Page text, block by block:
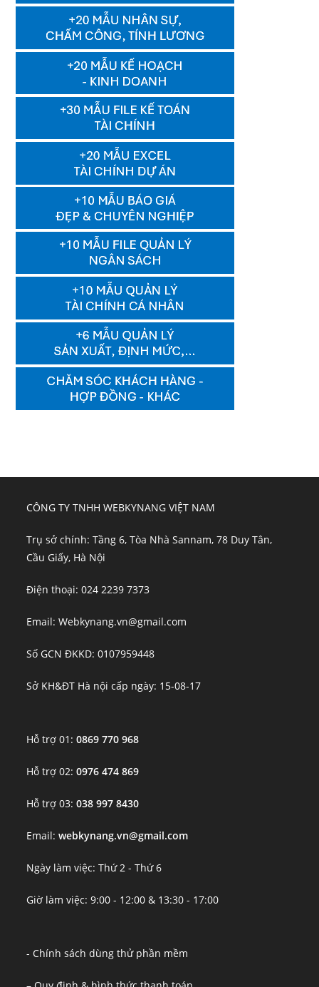
CÔNG TY TNHH WEBKYNANG VIỆT NAM
Trụ sở chính: Tầng 6, Tòa Nhà Sannam, 78 Duy Tân,
Cầu Giấy, Hà Nội
Điện thoại: 024 2239 7373
Email: Webkynang.vn@gmail.com
Số GCN ĐKKD: 0107959448
Sở KH&ĐT Hà nội cấp ngày: 15-08-17
Hỗ trợ 01:0869 770 968
Hỗ trợ 02:0976 474 869
Hỗ trợ 03:038 997 8430
Email:webkynang.vn@gmail.com
Ngày làm việc: Thứ 2 - Thứ 6
Giờ làm việc: 9:00 - 12:00 & 13:30 - 17:00
- Chính sách dùng thử phần mềm